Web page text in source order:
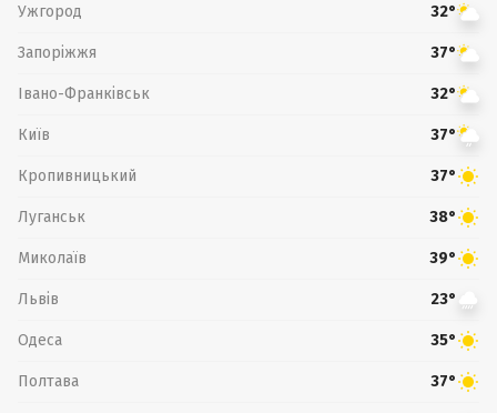
Ужгород 32°
Запоріжжя 37°
Івано-Франківськ 32°
Київ 37°
Кропивницький 37°
Луганськ 38°
Миколаїв 39°
Львів 23°
Одеса 35°
Полтава 37°